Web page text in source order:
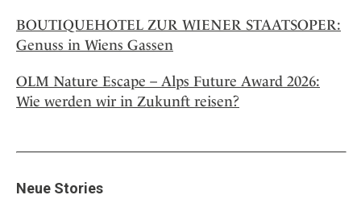
BOUTIQUEHOTEL ZUR WIENER STAATSOPER:
Genuss in Wiens Gassen
OLM Nature Escape – Alps Future Award 2026:
Wie werden wir in Zukunft reisen?
Neue Stories